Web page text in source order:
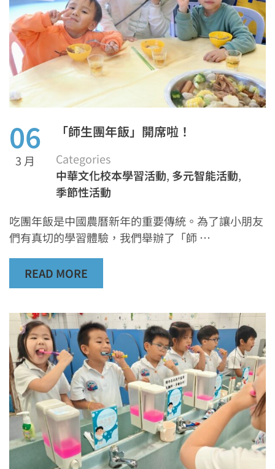
06
3 月
「師生團年飯」開席啦！
Categories
中華文化校本學習活動, 多元智能活動,
季節性活動
吃團年飯是中國農曆新年的重要傳統。為了讓小朋友
們有真切的學習體驗，我們舉辦了「師 …
READ MORE